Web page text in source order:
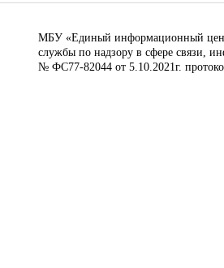
МБУ «Единый информационный
службы по надзору в сфере связи,
№ ФС77-82044 от 5.10.2021г.